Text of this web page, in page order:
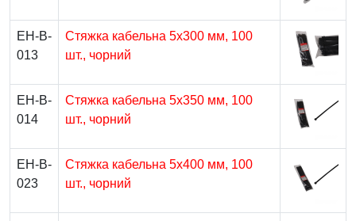
EH-B-
013
Стяжка кабельна 5х300 мм, 100
шт., чорний
EH-B-
014
Стяжка кабельна 5х350 мм, 100
шт., чорний
EH-B-
023
Стяжка кабельна 5х400 мм, 100
шт., чорний